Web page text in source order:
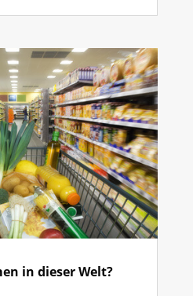
in dieser Welt?